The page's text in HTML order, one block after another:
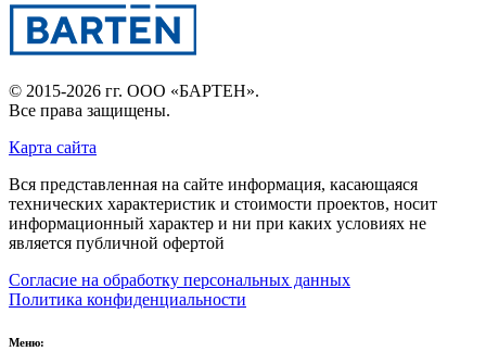
© 2015-2026 гг. ООО «БАРТЕН».
Все права защищены.
Карта сайта
Вся представленная на сайте информация, касающаяся
технических характеристик и стоимости проектов, носит
информационный характер и ни при каких условиях не
является публичной офертой
Согласие на обработку персональных данных
Политика конфиденциальности
Меню: